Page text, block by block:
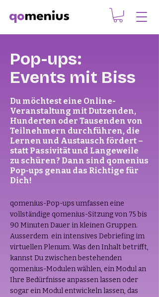
Pop-ups:
Events mit Biss
Du möchtest eine Online-
Veranstaltung mit Dutzenden,
Hunderten oder Tausenden von
Teilnehmern durchführen, die
Lernen und Austausch fördert –
statt Passivität und Langeweile
zu schüren? Dann sind qomenius
Pop-ups genau das Richtige für
Dich!
qomenius-Pop-ups umfassen eine
vollständige qomenius-Sitzung von 75 bis
90 Minuten Dauer in kleinen Gruppen.
Ausserdem ein intensives Debriefing im
virtuellen Plenum. Was den Inhalt betrifft,
kannst Du zwischen bestehenden
qomenius-Modulen wählen, ein Modul an
Ihre Bedürfnisse anpassen lassen oder
sogar ein Modul entwickeln lassen, das